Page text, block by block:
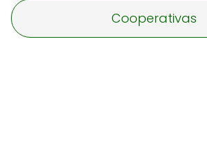
Cooperativas